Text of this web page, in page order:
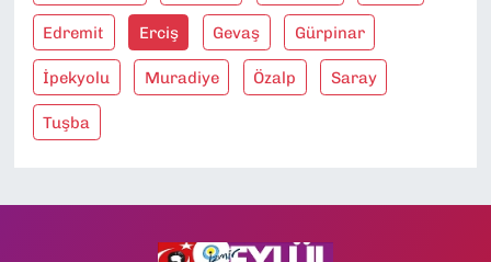
Edremit Erciş Gevaş Gürpinar
İpekyolu Muradiye Özalp Saray
Tuşba